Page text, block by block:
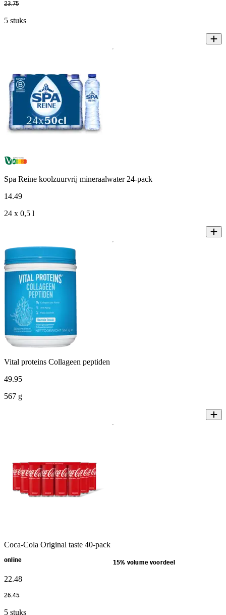
23.75
5 stuks
Spa Reine koolzuurvrij mineraalwater 24-pack
14.49
24 x 0,5 l
Vital proteins Collageen peptiden
49.95
567 g
Coca-Cola Original taste 40-pack
online 15% volume voordeel
22.48
26.45
5 stuks